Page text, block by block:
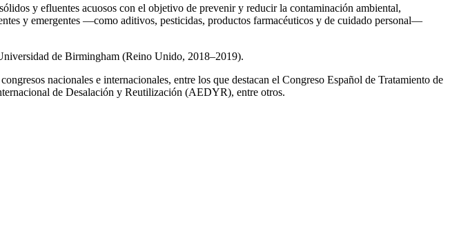
y efluentes acuosos con el objetivo de prevenir y reducir la contaminación ambiental,
y emergentes —como aditivos, pesticidas, productos farmacéuticos y de cuidado personal—
de Birmingham (Reino Unido, 2018–2019).
nacionales e internacionales, entre los que destacan el Congreso Español de Tratamiento de
de Desalación y Reutilización (AEDYR), entre otros.